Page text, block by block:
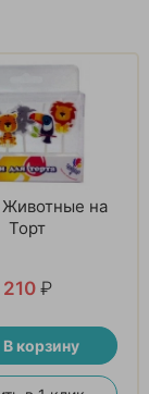
на
Торт
210 ₽
В корзину